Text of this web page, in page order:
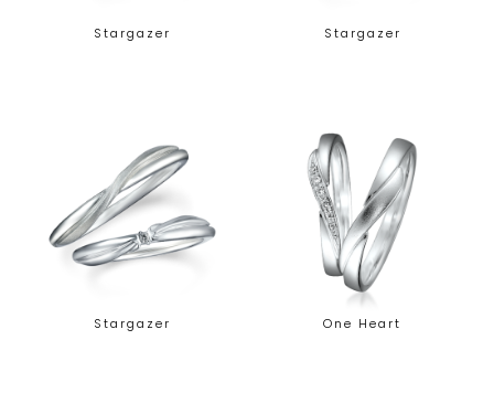
Stargazer Stargazer
Stargazer One Heart